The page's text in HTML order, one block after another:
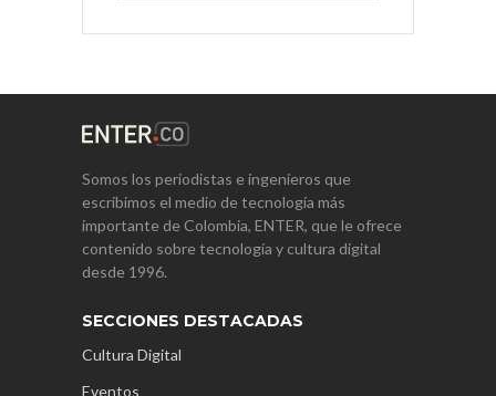
Somos los periodistas e ingenieros que
escribimos el medio de tecnología más
importante de Colombia, ENTER, que le ofrece
contenido sobre tecnología y cultura digital
desde 1996.
SECCIONES DESTACADAS
Cultura Digital
Eventos